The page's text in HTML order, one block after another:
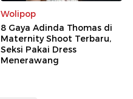
Wolipop
8 Gaya Adinda Thomas di
Maternity Shoot Terbaru,
Seksi Pakai Dress
Menerawang